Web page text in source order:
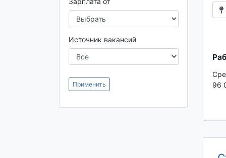
Источник вакансий
Применить
96